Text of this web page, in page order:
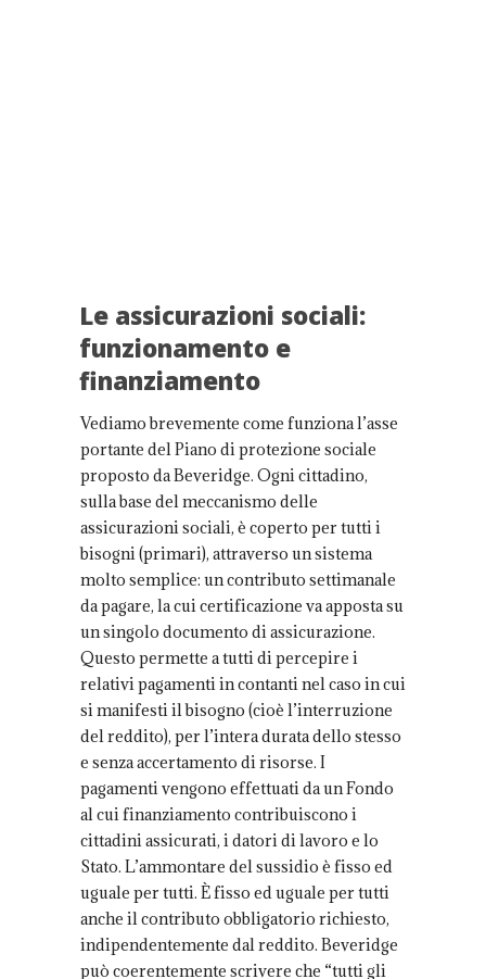
Le assicurazioni sociali:
funzionamento e
finanziamento
Vediamo brevemente come funziona l’asse
portante del Piano di protezione sociale
proposto da Beveridge. Ogni cittadino,
sulla base del meccanismo delle
assicurazioni sociali, è coperto per tutti i
bisogni (primari), attraverso un sistema
molto semplice: un contributo settimanale
da pagare, la cui certificazione va apposta su
un singolo documento di assicurazione.
Questo permette a tutti di percepire i
relativi pagamenti in contanti nel caso in cui
si manifesti il bisogno (cioè l’interruzione
del reddito), per l’intera durata dello stesso
e senza accertamento di risorse. I
pagamenti vengono effettuati da un Fondo
al cui finanziamento contribuiscono i
cittadini assicurati, i datori di lavoro e lo
Stato. L’ammontare del sussidio è fisso ed
uguale per tutti. È fisso ed uguale per tutti
anche il contributo obbligatorio richiesto,
indipendentemente dal reddito. Beveridge
può coerentemente scrivere che “tutti gli